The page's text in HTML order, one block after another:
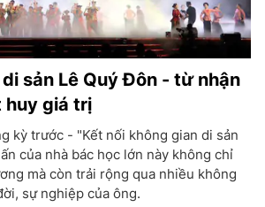
sản Lê Quý Đôn - từ nhận
huy giá trị
kỳ trước - "Kết nối không gian di sản
của nhà bác học lớn này không chỉ
mà còn trải rộng qua nhiều không
sự nghiệp của ông.